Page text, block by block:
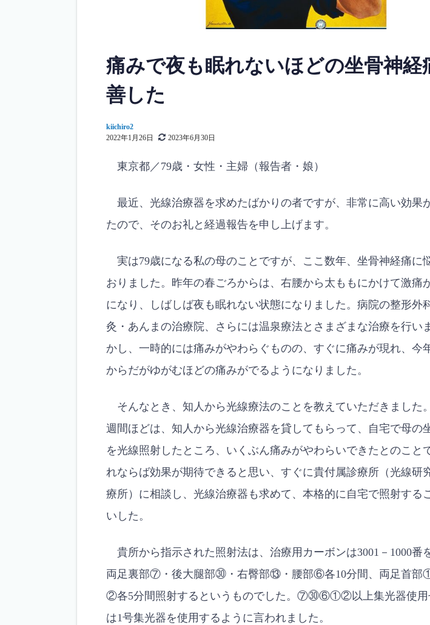
痛みで夜も眠れないほどの坐骨神経
善した
kiichiro2
2022年1月26日
2023年6月30日
東京都／79歳・女性・主婦（報告者・娘）
最近、光線治療器を求めたばかりの者ですが、非常に高い効果
たので、そのお礼と経過報告を申し上げます。
実は79歳になる私の母のことですが、ここ数年、坐骨神経痛に
おりました。昨年の春ごろからは、右腰から太ももにかけて激痛
になり、しばしば夜も眠れない状態になりました。病院の整形外
灸・あんまの治療院、さらには温泉療法とさまざまな治療を行い
かし、一時的には痛みがやわらぐものの、すぐに痛みが現れ、今
からだがゆがむほどの痛みがでるようになりました。
そんなとき、知人から光線療法のことを教えていただきました
週間ほどは、知人から光線治療器を貸してもらって、自宅で母の
を光線照射したところ、いくぶん痛みがやわらいできたとのこと
れならば効果が期待できると思い、すぐに貴付属診療所（光線研
療所）に相談し、光線治療器も求めて、本格的に自宅で照射する
いした。
貴所から指示された照射法は、治療用カーボンは3001－1000番
両足裏部⑦・後大腿部㉚・右臀部⑬・腰部⑥各10分間、両足首部
②各5分間照射するというものでした。⑦㉚⑥①②以上集光器使
は1号集光器を使用するように言われました。